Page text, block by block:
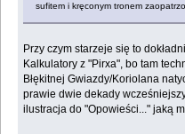
sufitem i kręconym tronem
Przy czym starzeje się to
Kalkulatory z "Pirxa", bo tam
Błękitnej Gwiazdy/Koriolana
prawie dwie dekady
ilustracja do "Opowieści..." jaką